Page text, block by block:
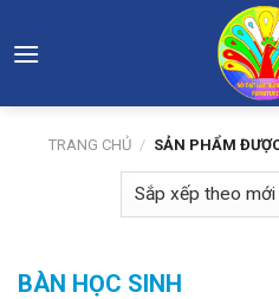
to
TRANG CHỦ / SẢN PHẨM
BÀN HỌC SINH